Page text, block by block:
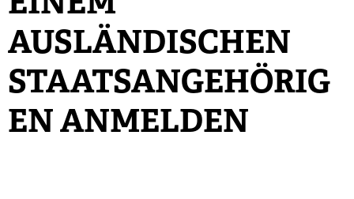
USLÄNDISCHEN S
TAATSANGEHÖRIGE
N ANMELDEN